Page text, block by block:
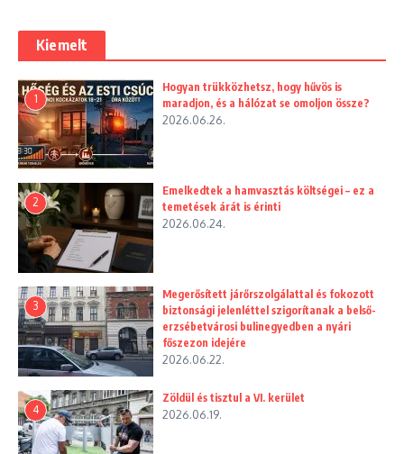
Kiemelt
1
Hogyan trükközhetsz, hogy hűvös is
maradjon, és a hálózat se omoljon össze?
2026.06.26.
2
Emelkedtek a hamvasztás költségei – ez a
temetések árát is érinti
2026.06.24.
3
Megerősített járőrszolgálattal és fokozott
biztonsági jelenléttel szigorítanak a belső-
erzsébetvárosi bulinegyedben a nyári
főszezon idejére
2026.06.22.
4
Zöldül és tisztul a VI. kerület
2026.06.19.